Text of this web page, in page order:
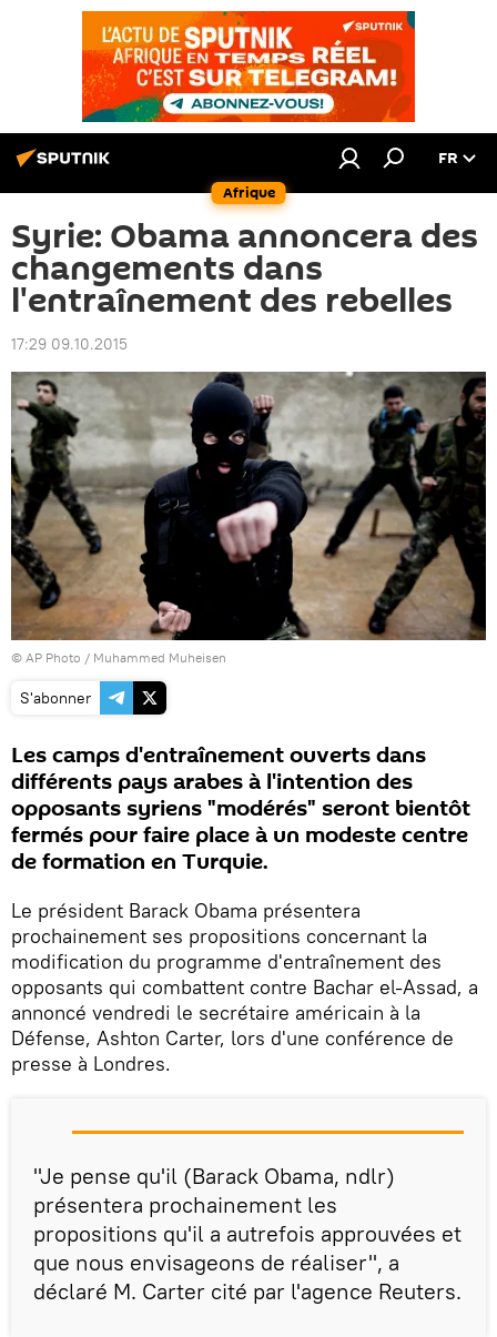
Afrique
FR
Syrie: Obama annoncera des
changements dans
l'entraînement des rebelles
17:29 09.10.2015
© AP Photo / Muhammed Muheisen
S'abonner
Les camps d'entraînement ouverts dans
différents pays arabes à l'intention des
opposants syriens "modérés" seront bientôt
fermés pour faire place à un modeste centre
de formation en Turquie.
Le président Barack Obama présentera
prochainement ses propositions concernant la
modification du programme d'entraînement des
opposants qui combattent contre Bachar el-Assad, a
annoncé vendredi le secrétaire américain à la
Défense, Ashton Carter, lors d'une conférence de
presse à Londres.
"Je pense qu'il (Barack Obama, ndlr)
présentera prochainement les
propositions qu'il a autrefois approuvées et
que nous envisageons de réaliser", a
déclaré M. Carter cité par l'agence Reuters.